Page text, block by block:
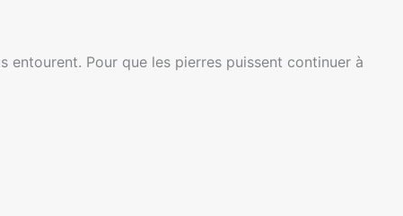
entourent. Pour que les pierres puissent continuer à